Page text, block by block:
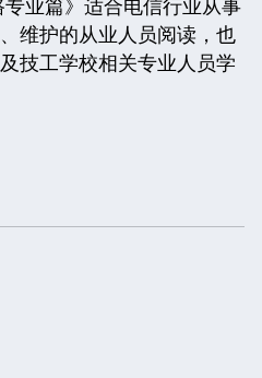
专业篇》适合电信行业从事
维护的从业人员阅读，也
技工学校相关专业人员学